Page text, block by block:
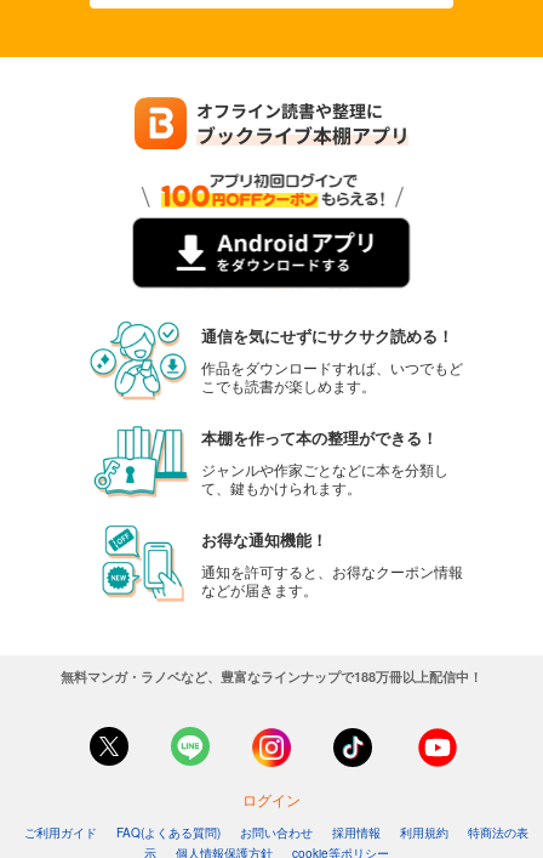
通信を気にせずにサクサク読める！
作品をダウンロードすれば、いつでもど
こでも読書が楽しめます。
本棚を作って本の整理ができる！
ジャンルや作家ごとなどに本を分類し
て、鍵もかけられます。
お得な通知機能！
通知を許可すると、お得なクーポン情報
などが届きます。
無料マンガ・ラノベなど、豊富なラインナップで188万冊以上配信中！
ログイン
ご利用ガイド FAQ(よくある質問) お問い合わせ 採用情報 利用規約
特商法の表
示
個人情報保護方針 cookie等ポリシー